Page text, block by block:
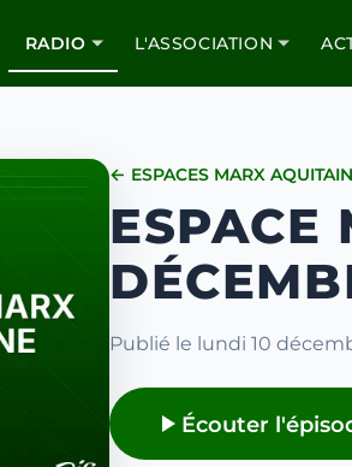
RADIO L'ASSOCIATION
← ESPACES MARX
ESPACE
Publié le lundi 10
Écouter